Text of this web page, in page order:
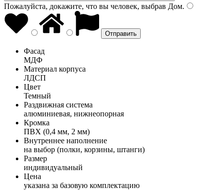
Пожалуйста, докажите, что вы человек, выбрав Дом.
Фасад
МДФ
Материал корпуса
ЛДСП
Цвет
Темный
Раздвижная система
алюминиевая, нижнеопорная
Кромка
ПВХ (0,4 мм, 2 мм)
Внутреннее наполнение
на выбор (полки, корзины, штанги)
Размер
индивидуальный
Цена
указана за базовую комплектацию